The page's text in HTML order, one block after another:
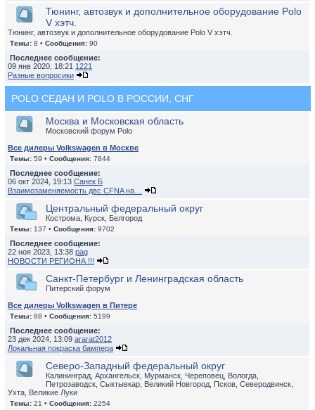
Тюнинг, автозвук и дополнительное оборудование Polo
V хэтч.
Тюнинг, автозвук и дополнительное оборудование Polo V хэтч.
Темы: 8 • Сообщения: 90
Последнее сообщение:
09 янв 2020, 18:21 1221
Разные вопросики
POLO СЕДАН И POLO В РОССИИ, СНГ
Москва и Московская область
Московский форум Polo
Все дилеры Volkswagen в Москве
Темы: 59 • Сообщения: 7844
Последнее сообщение:
06 окт 2024, 19:13 Санек Б
Взаимозаменяемость двс CFNA на…
Центральный федеральный округ
Кострома, Курск, Белгород
Темы: 137 • Сообщения: 9702
Последнее сообщение:
22 ноя 2023, 13:38 pag
НОВОСТИ РЕГИОНА !!!
Санкт-Петербург и Ленинградская область
Питерский форум
Все дилеры Volkswagen в Питере
Темы: 88 • Сообщения: 5199
Последнее сообщение:
23 дек 2024, 13:09 ararat2012
Локальная покраска бампера
Северо-Западный федеральный округ
Калининград, Архангельск, Мурманск, Череповец, Вологда,
Петрозаводск, Сыктывкар, Великий Новгород, Псков, Северодвинск,
Ухта, Великие Луки
Темы: 21 • Сообщения: 2254